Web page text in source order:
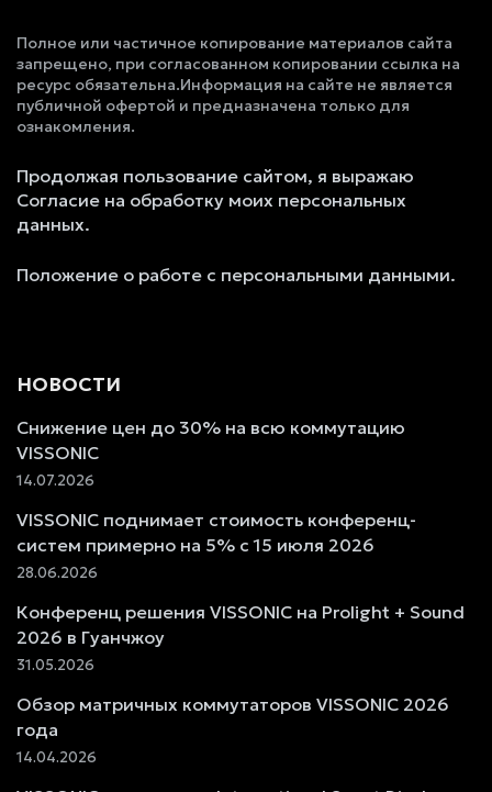
Полное или частичное копирование материалов сайта
запрещено, при согласованном копировании ссылка на
ресурс обязательна.Информация на сайте не является
публичной офертой и предназначена только для
ознакомления.
Продолжая пользование сайтом, я выражаю
Согласие на обработку моих персональных
данных.
Положение о работе с персональными данными.
НОВОСТИ
Снижение цен до 30% на всю коммутацию
VISSONIC
14.07.2026
VISSONIC поднимает стоимость конференц-
систем примерно на 5% с 15 июля 2026
28.06.2026
Конференц решения VISSONIC на Prolight + Sound
2026 в Гуанчжоу
31.05.2026
Обзор матричных коммутаторов VISSONIC 2026
года
14.04.2026